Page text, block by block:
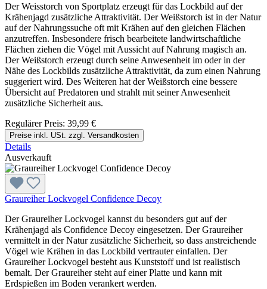
Der Weisstorch von Sportplatz erzeugt für das Lockbild auf der
Krähenjagd zusätzliche Attraktivität. Der Weißstorch ist in der Natur
auf der Nahrungssuche oft mit Krähen auf den gleichen Flächen
anzutreffen. Insbesondere frisch bearbeitete landwirtschaftliche
Flächen ziehen die Vögel mit Aussicht auf Nahrung magisch an.
Der Weißstorch erzeugt durch seine Anwesenheit im oder in der
Nähe des Lockbilds zusätzliche Attraktivität, da zum einen Nahrung
suggeriert wird. Des Weiteren hat der Weißstorch eine bessere
Übersicht auf Predatoren und strahlt mit seiner Anwesenheit
zusätzliche Sicherheit aus.
Regulärer Preis: 39,99 €
Preise inkl. USt. zzgl. Versandkosten
Details
Ausverkauft
Graureiher Lockvogel Confidence Decoy
Der Graureiher Lockvogel kannst du besonders gut auf der
Krähenjagd als Confidence Decoy eingesetzen. Der Graureiher
vermittelt in der Natur zusätzliche Sicherheit, so dass anstreichende
Vögel wie Krähen in das Lockbild vertrauter einfallen. Der
Graureiher Lockvogel besteht aus Kunststoff und ist realistisch
bemalt. Der Graureiher steht auf einer Platte und kann mit
Erdspießen im Boden verankert werden.